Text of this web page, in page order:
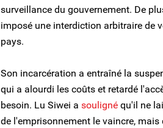
surveillance du gouvernement. De
imposé une interdiction arbitraire de
pays.
Son incarcération a entraîné la
qui a alourdi les coûts et retardé
besoin. Lu Siwei a souligné qu'il ne
de l'emprisonnement le vaincre,